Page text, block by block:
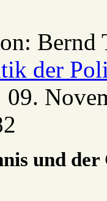
Bernd
der
und